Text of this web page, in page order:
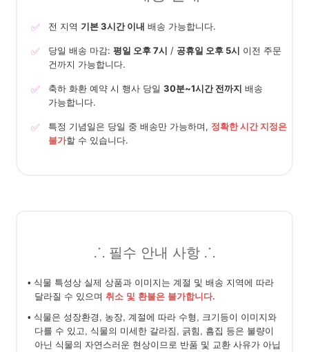
✅ 전 지역 기본 3시간 이내 배송 가능합니다.
✅ 당일 배송 마감: 평일 오후 7시 / 공휴일 오후 5시 이전 주문
건까지 가능합니다.
✅ 축하 화환 예약 시 행사 당일 30분~1시간 전까지 배송
가능합니다.
✅ 특정 기념일은 당일 중 배송만 가능하며, 정확한 시간 지정은
불가할 수 있습니다.
⸫ 필수 안내 사항 ⸫
• 식물 특성상 실제 상품과 이미지는 계절 및 배송 지역에 따라
달라질 수 있으며 취소 및 환불은 불가합니다.
• 식물은 성장환경, 농장, 계절에 따라 수형, 크기등이 이미지와
다를 수 있고, 식물의 미세한 갈라짐, 긁힘, 흠집 등은 불량이
아닌 식물의 자연스러운 현상이므로 반품 및 교환 사유가 아닙